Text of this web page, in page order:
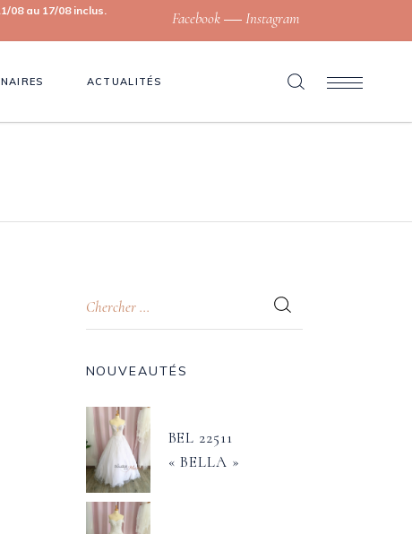
08 au 17/08 inclus. Facebook Instagram
ACTUALITÉS
NOUVEAUTÉS
BEL 22511
« BELLA »